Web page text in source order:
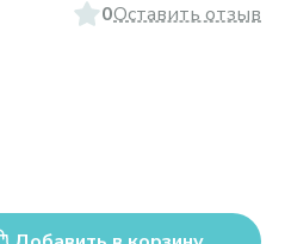
0Оставить отзыв